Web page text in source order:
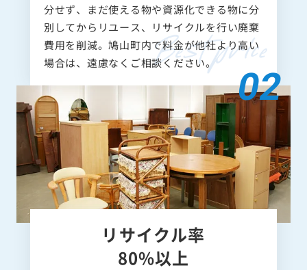
分せず、まだ使える物や資源化できる物に分
別してからリユース、リサイクルを行い廃棄
費用を削減。鳩山町内で料金が他社より高い
場合は、遠慮なくご相談ください。
リサイクル率
80%以上